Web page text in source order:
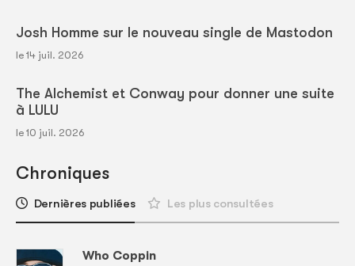
Josh Homme sur le nouveau single de Mastodon
le 14 juil. 2026
The Alchemist et Conway pour donner une suite
à LULU
le 10 juil. 2026
Chroniques
Dernières publiées Les plus consultées
Who Coppin